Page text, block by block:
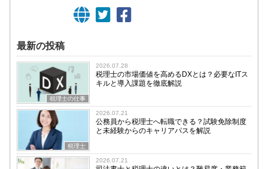
最新の投稿
税理士の仕事
2026.07.28
税理士の市場価値を高めるDXとは？必要なITス
キルと導入課題を徹底解説
税理士
2026.07.21
公務員から税理士へ転職できる？試験免除制度
と未経験からのキャリアパスを解説
2026.07.21